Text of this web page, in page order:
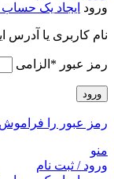
ورود ایجاد یک
نام کاربری یا آدرس
رمز عبور * الزامی
ورود
رمز عبور را فراموش
منو
ورود / ثبت نام